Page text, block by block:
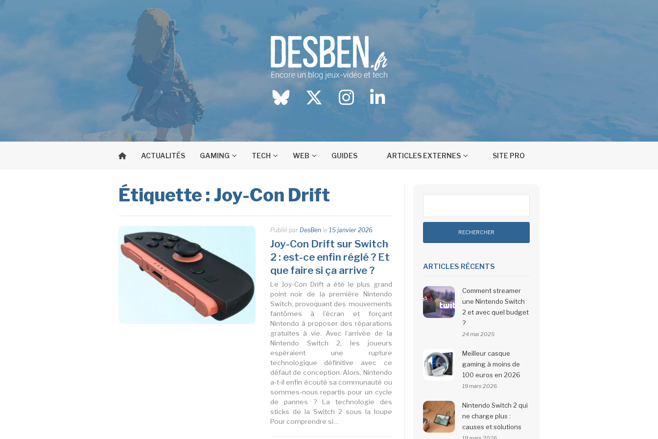
DESBEN.FR
Blog jeux-vidéo et tech
BlueSky twitter instagram
ACTUALITÉS GAMING TECH WEB GUIDES SITE PRO
ARTICLES EXTERNES
Étiquette : Joy-Con Drift
Publié par DesBenle 15 janvier 2026
Joy-Con Drift sur Switch
2 : est-ce enfin réglé ? Et
que faire si ça arrive ?
Le Joy-Con Drift a été le plus grand
point noir de la première Nintendo
Switch, provoquant des mouvements
fantômes à l’écran et forçant
Nintendo à proposer des réparations
gratuites à vie. Avec l’arrivée de la
Nintendo Switch 2, les joueurs
espéraient une rupture
technologique définitive avec ce
défaut de conception. Alors, Nintendo
a-t-il enfin écouté sa communauté ou
sommes-nous repartis pour un cycle
de pannes ? La technologie des
sticks de la Switch 2 sous la loupe
Pour comprendre si…
ARTICLES RÉCENTS
Comment streamer
une Nintendo Switch
2 et avec quel budget
?
24 mai 2025
Meilleur casque
gaming à moins de
100 euros en 2026
19 mars 2026
Nintendo Switch 2 qui
ne charge plus :
causes et solutions